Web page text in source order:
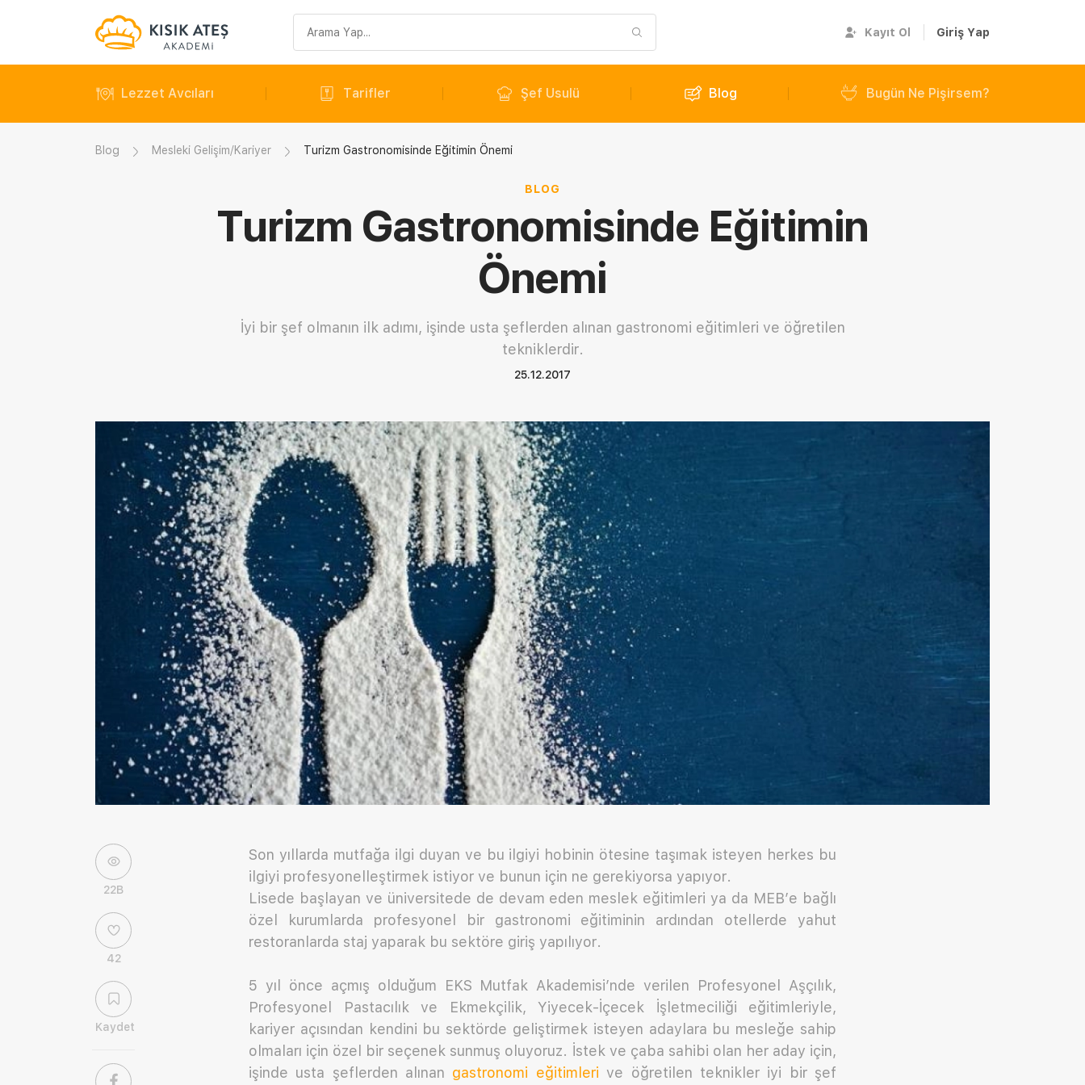
sorgusu
Kayıt Ol Giriş Yap
Lezzet Avcıları Tarifler Şef Usulü Blog Bugün Ne Pişirsem?
Blog Mesleki Gelişim/Kariyer Turizm Gastronomisinde Eğitimin Önemi
BLOG
Turizm Gastronomisinde Eğitimin
Önemi
İyi bir şef olmanın ilk adımı, işinde usta şeflerden alınan gastronomi eğitimleri ve öğretilen
tekniklerdir.
25.12.2017
22B
42
Kaydet
Son yıllarda mutfağa ilgi duyan ve bu ilgiyi hobinin ötesine taşımak isteyen herkes bu
ilgiyi profesyonelleştirmek istiyor ve bunun için ne gerekiyorsa yapıyor.
Lisede başlayan ve üniversitede de devam eden meslek eğitimleri ya da MEB’e bağlı
özel kurumlarda profesyonel bir gastronomi eğitiminin ardından otellerde yahut
restoranlarda staj yaparak bu sektöre giriş yapılıyor.
5 yıl önce açmış olduğum EKS Mutfak Akademisi’nde verilen Profesyonel Aşçılık,
Profesyonel Pastacılık ve Ekmekçilik, Yiyecek-İçecek İşletmeciliği eğitimleriyle,
kariyer açısından kendini bu sektörde geliştirmek isteyen adaylara bu mesleğe sahip
olmaları için özel bir seçenek sunmuş oluyoruz. İstek ve çaba sahibi olan her aday için,
işinde usta şeflerden alınan gastronomi eğitimleri ve öğretilen teknikler iyi bir şef